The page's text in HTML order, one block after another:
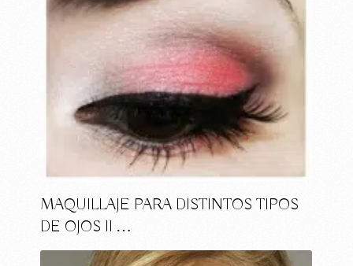
MAQUILLAJE PARA DISTINTOS TIPOS
DE OJOS II …